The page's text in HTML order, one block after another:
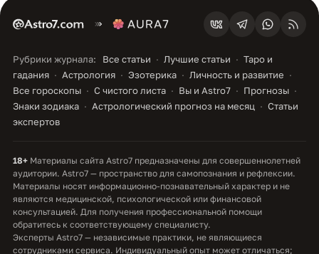
Рубрики журнала: Все статьи Лучшие статьи
Таро и
гадания
Астрология Эзотерика
Личность и развитие
Все гороскопы
С чистого листа Вы и Astro7
Прогнозы
Знаки зодиака
Астрологический прогноз на месяц
Статьи
экспертов
18+ Материалы сайта Astro7 предназначены для совершеннолетней
аудитории. Astro7 — пространство для самопознания и рефлексии.
Материалы носят информационно-познавательный характер и не
являются медицинской, психологической или финансовой
консультацией. Для получения профессиональной помощи
обратитесь к соответствующему специалисту.
Эксперты Astro7 — независимые практики, не являющиеся
сотрудниками сервиса. Индивидуальный опыт может отличаться;